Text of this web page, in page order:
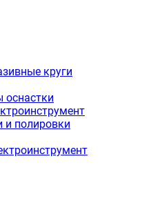
круги
и полировки